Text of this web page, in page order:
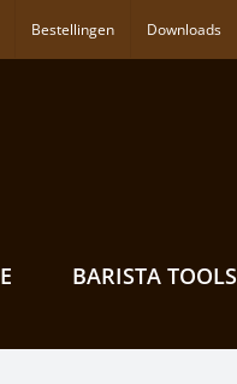
Bestellingen Downloads
BARISTA TOOLS